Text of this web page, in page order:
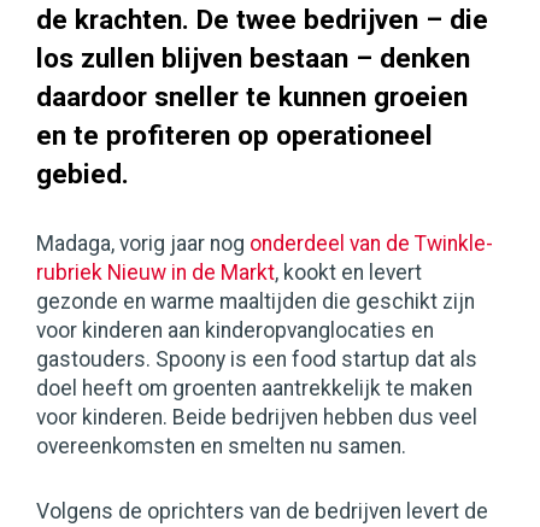
de krachten. De twee bedrijven – die
los zullen blijven bestaan – denken
daardoor sneller te kunnen groeien
en te profiteren op operationeel
gebied.
Madaga, vorig jaar nog onderdeel van de Twinkle-
rubriek Nieuw in de Markt, kookt en levert
gezonde en warme maaltijden die geschikt zijn
voor kinderen aan kinderopvanglocaties en
gastouders. Spoony is een food startup dat als
doel heeft om groenten aantrekkelijk te maken
voor kinderen. Beide bedrijven hebben dus veel
overeenkomsten en smelten nu samen.
Volgens de oprichters van de bedrijven levert de